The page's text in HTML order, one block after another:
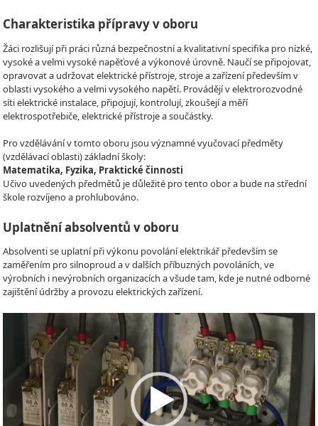
Charakteristika přípravy v oboru
Žáci rozlišují při práci různá bezpečnostní a kvalitativní specifika pro nízké,
vysoké a velmi vysoké napěťové a výkonové úrovně. Naučí se připojovat,
opravovat a udržovat elektrické přístroje, stroje a zařízení především v
oblasti vysokého a velmi vysokého napětí. Provádějí v elektrorozvodné
síti elektrické instalace, připojují, kontrolují, zkoušejí a měří
elektrospotřebiče, elektrické přístroje a součástky.
Pro vzdělávání v tomto oboru jsou významné vyučovací předměty
(vzdělávací oblasti) základní školy:
Matematika, Fyzika, Praktické činnosti
Učivo uvedených předmětů je důležité pro tento obor a bude na střední
škole rozvíjeno a prohlubováno.
Uplatnění absolventů v oboru
Absolventi se uplatní při výkonu povolání elektrikář především se
zaměřením pro silnoproud a v dalších příbuzných povoláních, ve
výrobních i nevýrobních organizacích a všude tam, kde je nutné odborné
zajištění údržby a provozu elektrických zařízení.